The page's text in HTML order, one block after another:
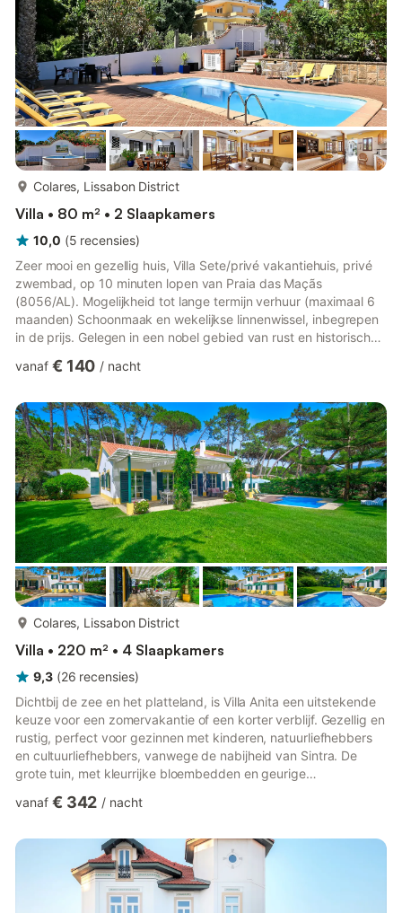
Colares, Lissabon District
Villa • 80 m² • 2 Slaapkamers
10,0 (5 recensies)
Zeer mooi en gezellig huis, Villa Sete/privé vakantiehuis, privé
zwembad, op 10 minuten lopen van Praia das Maçãs
(8056/AL). Mogelijkheid tot lange termijn verhuur (maximaal 6
maanden) Schoonmaak en wekelijkse linnenwissel, inbegrepen
in de prijs. Gelegen in een nobel gebied van rust en historisch
het huis, Praia Grande, Praia Pequena, Praia da Adraga, Praia
heeft 2 slaapkamers, 1 tweepersoonskamer en een kamer met
2 bedden, plus een babybedje, respectieve stoel, bad en ha...
vanaf € 140 / nacht
Colares, Lissabon District
Villa • 220 m² • 4 Slaapkamers
9,3 (26 recensies)
Dichtbij de zee en het platteland, is Villa Anita een uitstekende
keuze voor een zomervakantie of een korter verblijf. Gezellig en
rustig, perfect voor gezinnen met kinderen, natuurliefhebbers
en cultuurliefhebbers, vanwege de nabijheid van Sintra. De
grote tuin, met kleurrijke bloembedden en geurige
om te spelen. Het is zorgvuldig uitgerust met kinderen in
ligt op loopafstand van Praia Grande, bekend om zijn Atlantisch
zwembad en ideaal voor sporten zoals surfen en bodyboa...
vanaf € 342 / nacht